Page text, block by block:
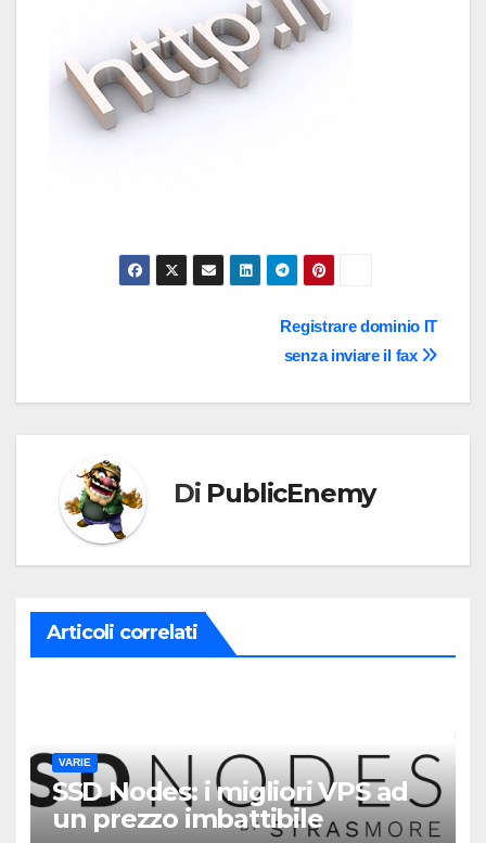
Registrare dominio IT
senza inviare il fax
Di PublicEnemy
Articoli correlati
VARIE
SSD Nodes: i migliori VPS ad
un prezzo imbattibile